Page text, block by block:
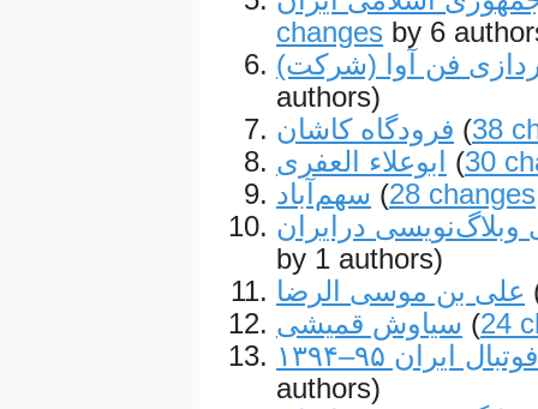
changes by 6
فن آوا (شرکت)
authors)
فرودگاه کاشان (38
ابوعلاء العفری
(30
سهم‌آباد (28 changes
درایران
by 1 authors)
علی بن موسی الرضا
سیاوش قمیشی (24
ایران ۹۵–۱۳۹۴
authors)